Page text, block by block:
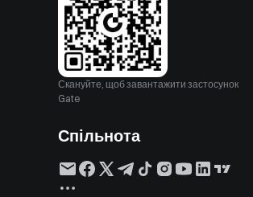
Скануйте, щоб завантажити застосунок
Gate
Спільнота